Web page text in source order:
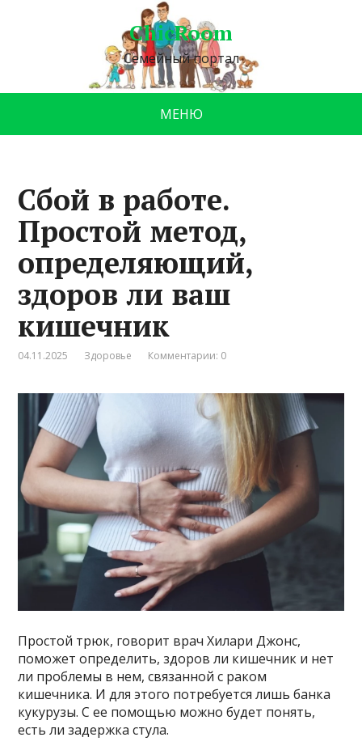
ChicRoom
Семейный портал
МЕНЮ
Сбой в работе.
Простой метод,
определяющий,
здоров ли ваш
кишечник
04.11.2025 Здоровье Комментарии: 0
Простой трюк, говорит врач Хилари Джонс,
поможет определить, здоров ли кишечник и нет
ли проблемы в нем, связанной с раком
кишечника. И для этого потребуется лишь банка
кукурузы. С ее помощью можно будет понять,
есть ли задержка стула.